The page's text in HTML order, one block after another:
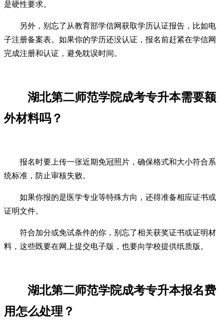
是硬性要求。
另外，别忘了从教育部学信网获取学历认证报告，比如电
子注册备案表。如果你的学历还没认证，报名前赶紧在学信网
完成注册和认证，避免耽误时间。
湖北第二师范学院成考专升本需要额
外材料吗？
报名时要上传一张近期免冠照片，确保格式和大小符合系
统标准，防止审核失败。
如果你报的是医学专业等特殊方向，还得准备相应证书或
证明文件。
符合加分或免试条件的你，别忘了相关获奖证书或证明材
料，这些既要在网上提交电子版，也要向学校提供纸质版。
湖北第二师范学院成考专升本报名费
用怎么处理？